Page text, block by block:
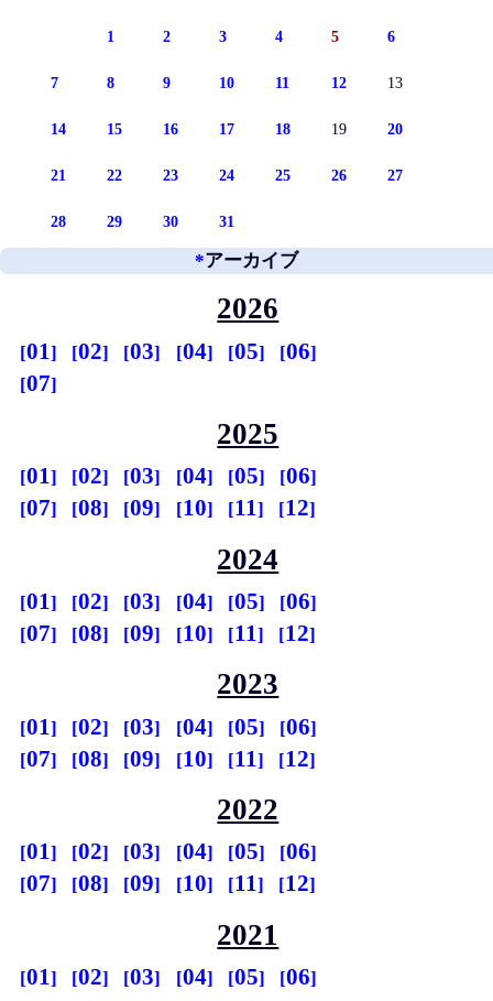
1 2 3 4 5 6
7 8 9 10 11 12 13
14 15 16 17 18 19 20
21 22 23 24 25 26 27
28 29 30 31
*アーカイブ
2026
01 02 03 04 05
06
07
2025
01 02 03 04 05
06
07
08 09 10 11 12
2024
01 02 03 04 05
06
07
08 09 10 11 12
2023
01 02 03 04 05
06
07
08 09 10 11 12
2022
01 02 03 04 05
06
07
08 09 10 11 12
2021
01 02 03 04 05
06